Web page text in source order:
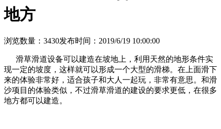
地方
浏览数量：3430发布时间：2019/6/19 10:00:00
滑草滑道设备可以建造在坡地上，利用天然的地形条件实
现一定的坡度，这样就可以形成一个大型的滑梯。在上面滑下
来的体验非常好，适合孩子和大人一起玩，非常有意思。和滑
沙项目的体验类似，不过滑草滑道的建设的要求更低，在很多
地方都可以建造。